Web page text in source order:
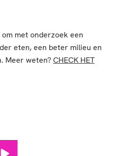
met onderzoek een
eten, een beter milieu en
Meer weten?CHECK HET
Groene Leefomgeving (Ad)